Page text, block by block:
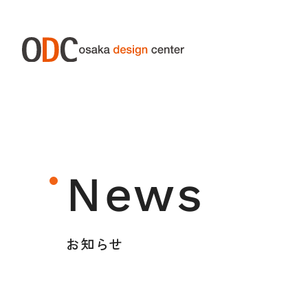
大阪デザインセンターとは
沿革
News
お知らせ